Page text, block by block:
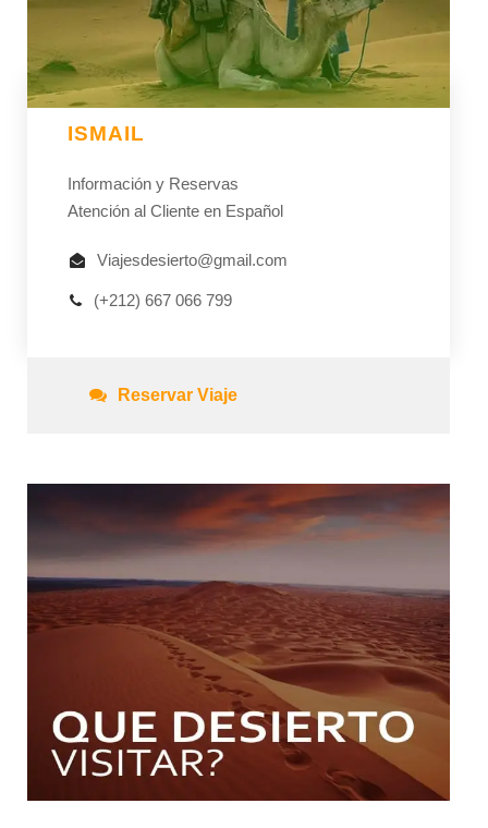
ISMAIL
Información y Reservas
Atención al Cliente en Español
Viajesdesierto@gmail.com
(+212) 667 066 799
Reservar Viaje